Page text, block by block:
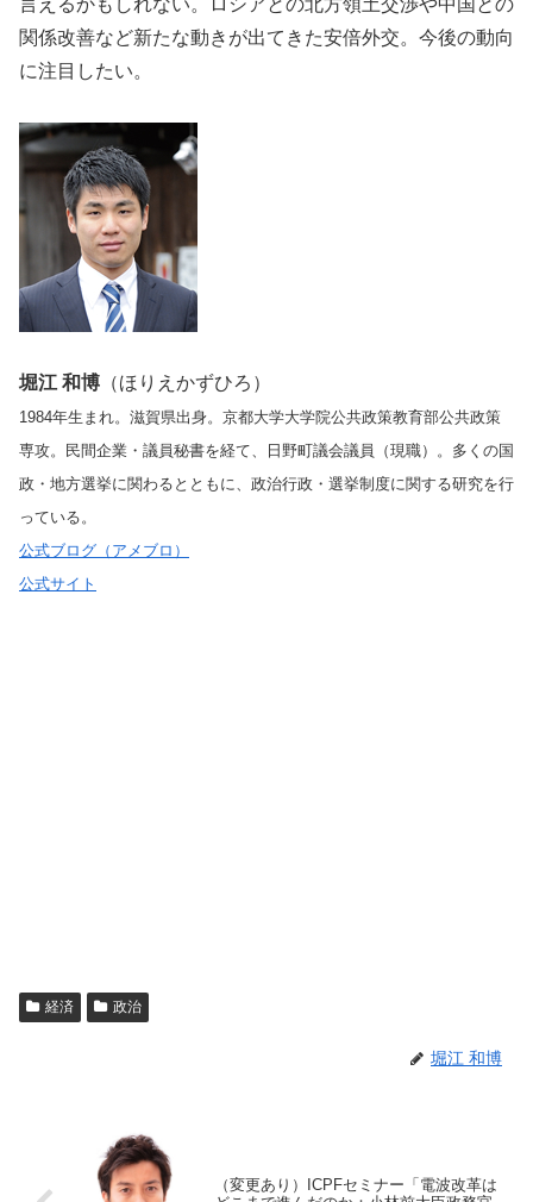
言えるかもしれない。ロシアとの北方領土交渉や中国との
関係改善など新たな動きが出てきた安倍外交。今後の動向
に注目したい。
堀江 和博 （ほりえかずひろ）
1984年生まれ。滋賀県出身。京都大学大学院公共政策教育部公共政策
専攻。民間企業・議員秘書を経て、日野町議会議員（現職）。多くの国
政・地方選挙に関わるとともに、政治行政・選挙制度に関する研究を行
っている。
公式ブログ（アメブロ）
公式サイト
経済 政治
堀江 和博
（変更あり）ICPFセミナー「電波改革は